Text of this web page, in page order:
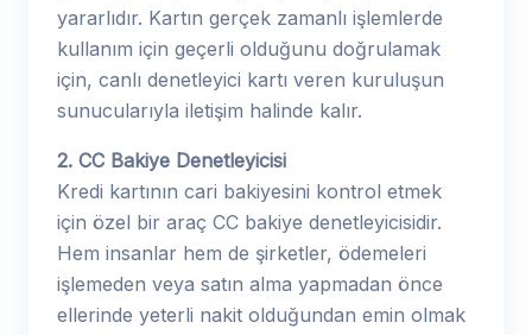
yararlıdır. Kartın gerçek zamanlı işlemlerde
kullanım için geçerli olduğunu doğrulamak
için, canlı denetleyici kartı veren kuruluşun
sunucularıyla iletişim halinde kalır.
2. CC Bakiye Denetleyicisi
Kredi kartının cari bakiyesini kontrol etmek
için özel bir araç CC bakiye denetleyicisidir.
Hem insanlar hem de şirketler, ödemeleri
işlemeden veya satın alma yapmadan önce
ellerinde yeterli nakit olduğundan emin olmak